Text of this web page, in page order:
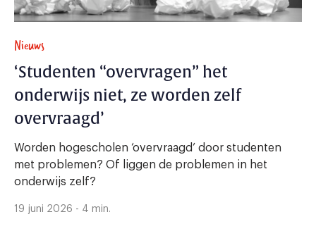
Nieuws
‘Studenten “overvragen” het
onderwijs niet, ze worden zelf
overvraagd’
Worden hogescholen ‘overvraagd’ door studenten
met problemen? Of liggen de problemen in het
onderwijs zelf?
19 juni 2026 - 4 min.